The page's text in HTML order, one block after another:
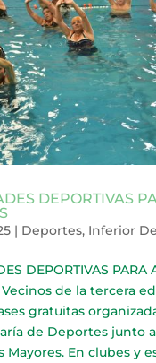
DEPORTIVAS
| Deportes, Inferior
DEPORTIVAS PARA
Vecinos de la tercera
gratuitas
de Deportes junto
Mayores. En clubes y